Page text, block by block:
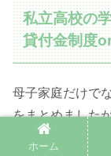
私立高校の
貸付金制度
母子家庭だけで
をまとめました
がほとんど
です。
ホーム